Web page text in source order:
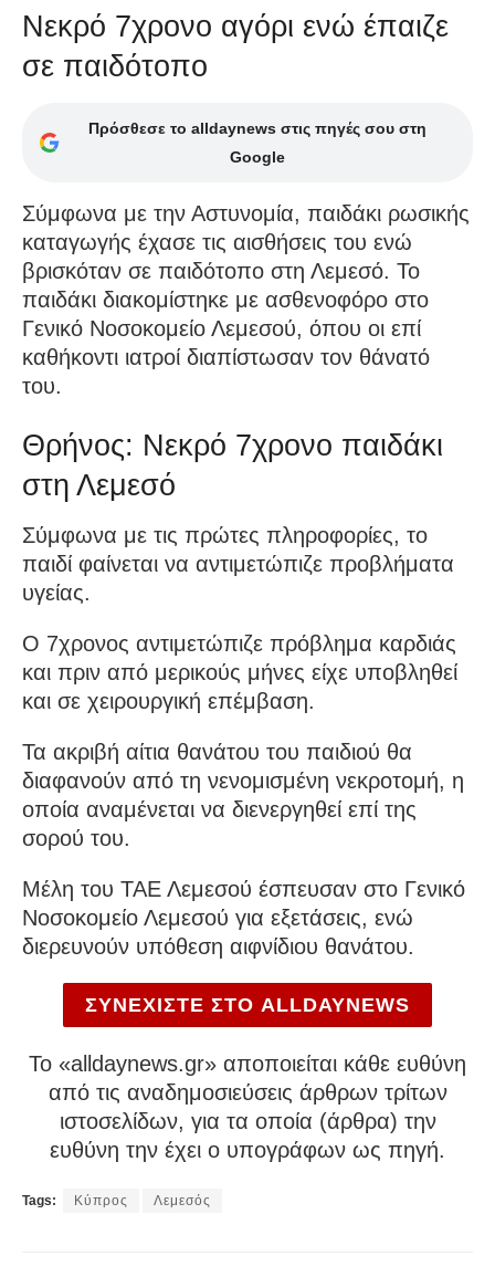
Νεκρό 7χρονο αγόρι ενώ έπαιζε
σε παιδότοπο
Πρόσθεσε το alldaynews στις πηγές σου στη
Google
Σύμφωνα με την Αστυνομία, παιδάκι ρωσικής
καταγωγής έχασε τις αισθήσεις του ενώ
βρισκόταν σε παιδότοπο στη Λεμεσό. Το
παιδάκι διακομίστηκε με ασθενοφόρο στο
Γενικό Νοσοκομείο Λεμεσού, όπου οι επί
καθήκοντι ιατροί διαπίστωσαν τον θάνατό
του.
Θρήνος: Νεκρό 7χρονο παιδάκι
στη Λεμεσό
Σύμφωνα με τις πρώτες πληροφορίες, το
παιδί φαίνεται να αντιμετώπιζε προβλήματα
υγείας.
Ο 7χρονος αντιμετώπιζε πρόβλημα καρδιάς
και πριν από μερικούς μήνες είχε υποβληθεί
και σε χειρουργική επέμβαση.
Τα ακριβή αίτια θανάτου του παιδιού θα
διαφανούν από τη νενομισμένη νεκροτομή, η
οποία αναμένεται να διενεργηθεί επί της
σορού του.
Μέλη του ΤΑΕ Λεμεσού έσπευσαν στο Γενικό
Νοσοκομείο Λεμεσού για εξετάσεις, ενώ
διερευνούν υπόθεση αιφνίδιου θανάτου.
ΣΥΝΕΧΙΣΤΕ ΣΤΟ ALLDAYNEWS
To «alldaynews.gr» αποποιείται κάθε ευθύνη
από τις αναδημοσιεύσεις άρθρων τρίτων
ιστοσελίδων, για τα οποία (άρθρα) την
ευθύνη την έχει ο υπογράφων ως πηγή.
Tags: Κύπρος Λεμεσός